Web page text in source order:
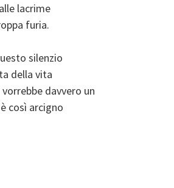
lacrime
furia.
silenzio
della vita
davvero un
così arcigno